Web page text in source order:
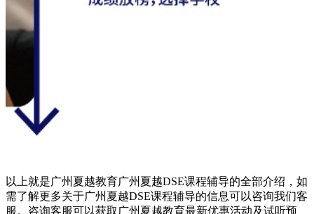
以上就是广州夏越教育广州夏越DSE课程辅导的全部介绍，如
需了解更多关于广州夏越DSE课程辅导的信息可以咨询我们客
服。咨询客服可以获取广州夏越教育最新优惠活动及试听预